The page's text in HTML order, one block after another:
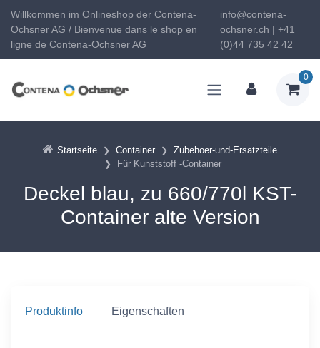
Willkommen im Onlineshop der Contena-
Ochsner AG / Bienvenue dans le shop en
ligne de Contena-Ochsner AG
info@contena-
ochsner.ch | +41
(0)44 735 42 42
0
Startseite Container
Zubehoer-und-Ersatzteile
Für Kunststoff -Container
Deckel blau, zu 660/770l KST-
Container alte Version
Produktinfo Eigenschaften